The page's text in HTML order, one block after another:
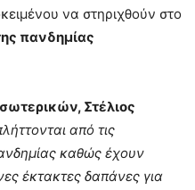
να στηριχθούν στο
πανδημίας
Στέλιος
από τις
καθώς έχουν
έκτακτες δαπάνες για